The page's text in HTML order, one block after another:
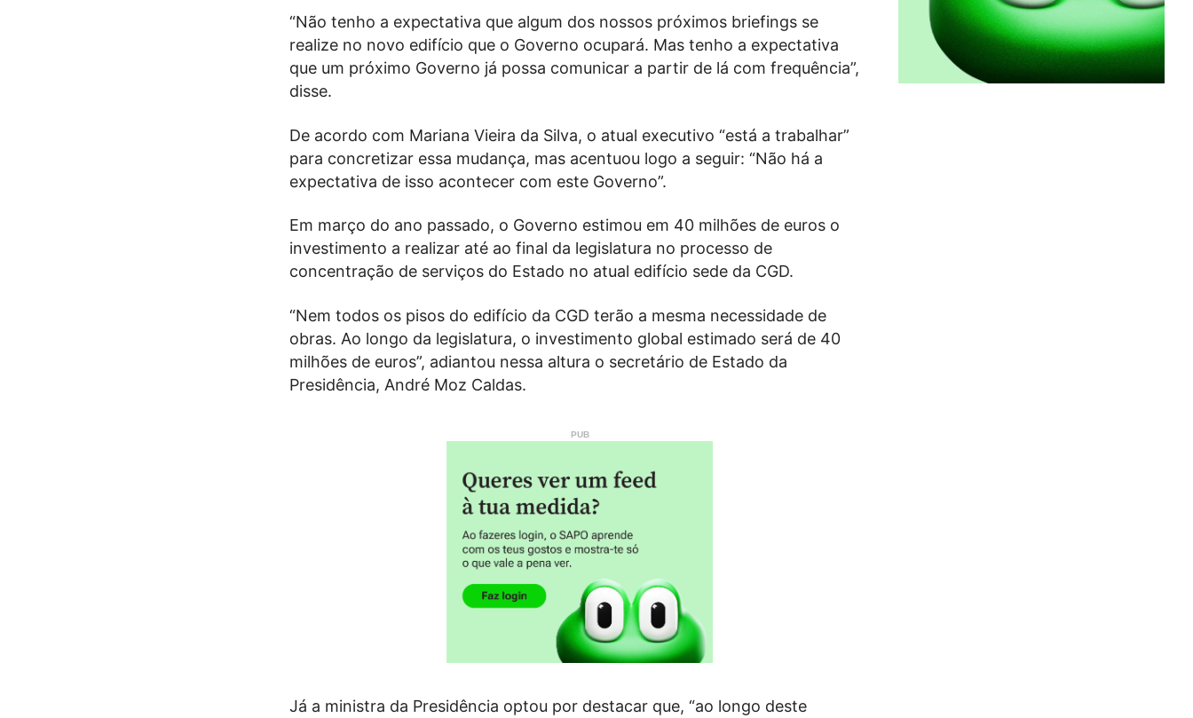
“Não tenho a expectativa que algum dos nossos próximos briefings se
realize no novo edifício que o Governo ocupará. Mas tenho a expectativa
que um próximo Governo já possa comunicar a partir de lá com frequência”,
disse.
De acordo com Mariana Vieira da Silva, o atual executivo “está a trabalhar”
para concretizar essa mudança, mas acentuou logo a seguir: “Não há a
expectativa de isso acontecer com este Governo”.
Em março do ano passado, o Governo estimou em 40 milhões de euros o
investimento a realizar até ao final da legislatura no processo de
concentração de serviços do Estado no atual edifício sede da CGD.
“Nem todos os pisos do edifício da CGD terão a mesma necessidade de
obras. Ao longo da legislatura, o investimento global estimado será de 40
milhões de euros”, adiantou nessa altura o secretário de Estado da
Presidência, André Moz Caldas.
Já a ministra da Presidência optou por destacar que, “ao longo deste